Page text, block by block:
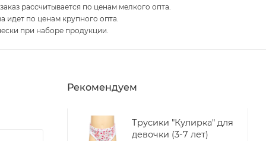
рассчитывается по ценам мелкого опта.
идет по ценам крупного опта.
при наборе продукции.
Рекомендуем
Трусики "Кулирка" для
девочки (3-7 лет)